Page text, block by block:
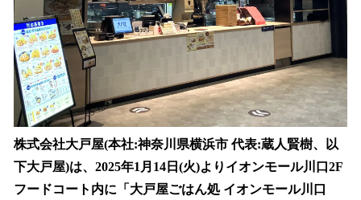
株式会社大戸屋(本社:神奈川県横浜市 代表:蔵人賢樹、以
下大戸屋)は、2025年1月14日(火)よりイオンモール川口2F
フードコート内に「大戸屋ごはん処 イオンモール川口